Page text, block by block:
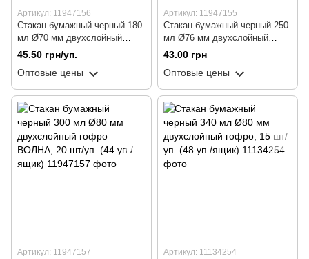
Артикул: 11947156
Стакан бумажный черный 180
мл Ø70 мм двухслойный
гофро ВОЛНА, 20 шт/уп. (60
уп./ящик)
45.50 грн/уп.
Оптовые цены
Артикул: 11947155
Стакан бумажный черный 250
мл Ø76 мм двухслойный
гофро ВОЛНА, 15 шт/уп. (48
уп./ящик)
43.00 грн
Оптовые цены
Артикул: 11947157 Артикул: 11134254